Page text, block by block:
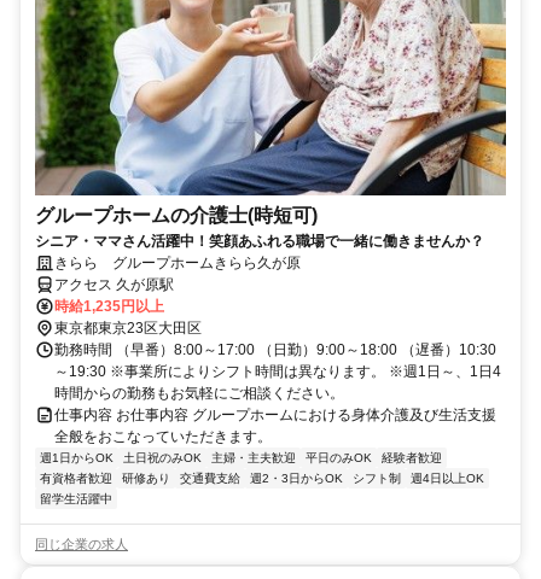
グループホームの介護士(時短可)
シニア・ママさん活躍中！笑顔あふれる職場で一緒に働きませんか？
きらら グループホームきらら久が原
アクセス 久が原駅
時給1,235円以上
東京都東京23区大田区
勤務時間 （早番）8:00～17:00 （日勤）9:00～18:00 （遅番）10:30
～19:30 ※事業所によりシフト時間は異なります。 ※週1日～、1日4
時間からの勤務もお気軽にご相談ください。
仕事内容 お仕事内容 グループホームにおける身体介護及び生活支援
全般をおこなっていただきます。
週1日からOK 土日祝のみOK 主婦・主夫歓迎 平日のみOK
経験者歓迎
有資格者歓迎
研修あり 交通費支給 週2・3日からOK シフト制
週4日以上OK
留学生活躍中
同じ企業の求人